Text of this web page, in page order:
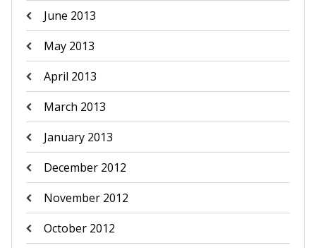
June 2013
May 2013
April 2013
March 2013
January 2013
December 2012
November 2012
October 2012